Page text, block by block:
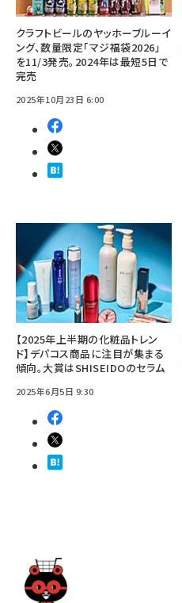
クラフトビールのヤッホーブルーイ
ング、数量限定「マジ福袋2026」
を11/3発売。2024年は最短5日で
完売
2025年10月23日 6:00
【2025年上半期の化粧品トレン
ド】デパコス商品に注目が集まる
傾向。大賞はSHISEIDOのセラム
2025年6月5日 9:30